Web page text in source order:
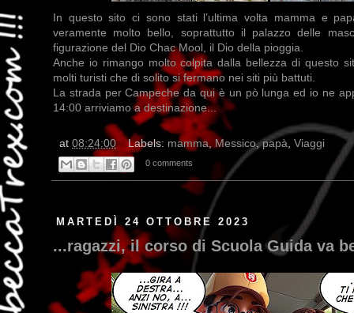
In questo sito ci sono stati l’ultima volta mamma e
veramente molto bello, soprattutto il palazzo delle
figurazione del Dio Chac Mool, il Dio della pioggia.
Anche io rimango molto colpita dalla bellezza di questo
molti turisti che di solito si fermano nei siti più battuti.
La strada per Campeche da qui è un pò lunga ed io ne
14:00 arriviamo a destinazione...
at 08:24:00 Labels: mamma, Messico,papà, Viaggi
0 comments
MARTEDÌ 24 OTTOBRE 2023
...ragazzi, il corso di Scuola Guida va